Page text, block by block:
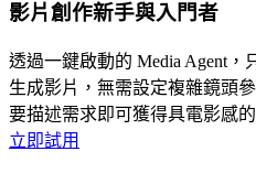
影片創作新手與入門者
透過一鍵啟動的 Media Agent
生成影片，無需設定複雜鏡頭
要描述需求即可獲得具電影感的
立即試用